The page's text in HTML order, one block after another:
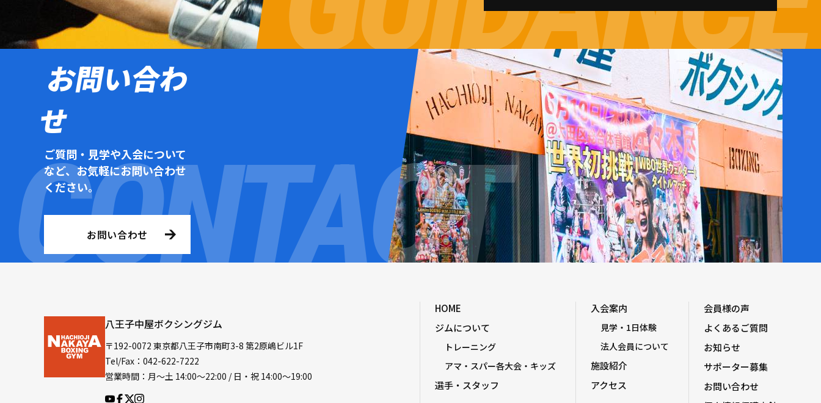
お問い合わ
せ
ご質問・見学や入会について
など、お気軽にお問い合わせ
ください。
お問い合わせ
八王子中屋ボクシングジム
〒192-0072 東京都八王子市南町3-8 第2原嶋ビル1F
Tel/Fax：042-622-7222
営業時間：月〜土 14:00〜22:00 / 日・祝 14:00〜19:00
HOME
ジムについて
トレーニング
アマ・スパー各大会・キッズ
選手・スタッフ
入会案内
見学・1日体験
法人会員について
施設紹介
アクセス
会員様の声
よくあるご質問
お知らせ
サポーター募集
お問い合わせ